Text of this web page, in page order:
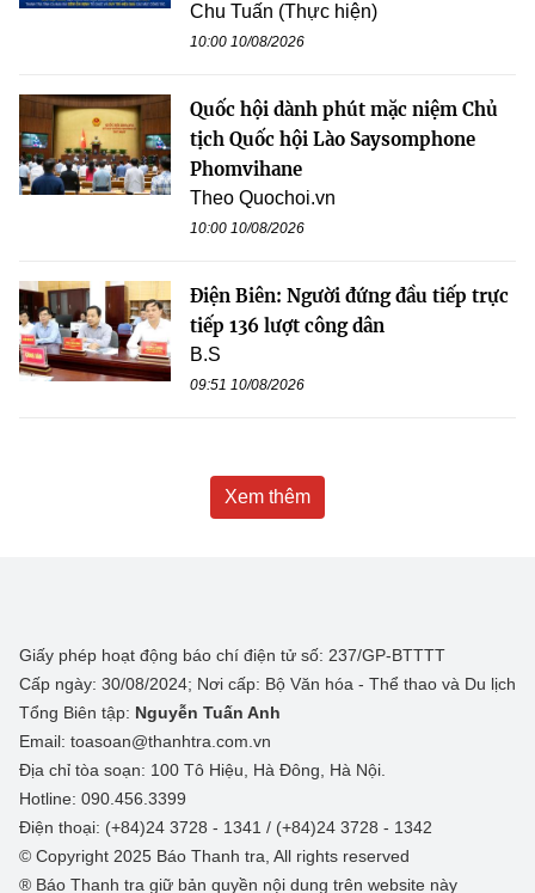
Chu Tuấn (Thực hiện)
10:00 10/08/2026
Quốc hội dành phút mặc niệm Chủ
tịch Quốc hội Lào Saysomphone
Phomvihane
Theo Quochoi.vn
10:00 10/08/2026
Điện Biên: Người đứng đầu tiếp trực
tiếp 136 lượt công dân
B.S
09:51 10/08/2026
Xem thêm
Giấy phép hoạt động báo chí điện tử số: 237/GP-BTTTT
Cấp ngày: 30/08/2024; Nơi cấp: Bộ Văn hóa - Thể thao và Du lịch
Tổng Biên tập: Nguyễn Tuấn Anh
Email: toasoan@thanhtra.com.vn
Địa chỉ tòa soạn: 100 Tô Hiệu, Hà Đông, Hà Nội.
Hotline: 090.456.3399
Điện thoại: (+84)24 3728 - 1341 / (+84)24 3728 - 1342
© Copyright 2025 Báo Thanh tra, All rights reserved
® Báo Thanh tra giữ bản quyền nội dung trên website này